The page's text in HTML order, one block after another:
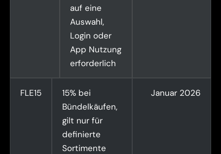
auf eine
Auswahl,
Login oder
App Nutzung
erforderlich
FLE15
15% bei
Bündelkäufen,
gilt nur für
definierte
Sortimente
Januar 2026